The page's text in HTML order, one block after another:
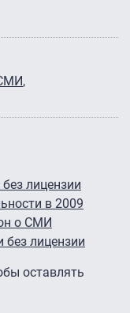
лицензии
в 2009
о СМИ
лицензии
оставлять